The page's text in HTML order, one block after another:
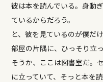
彼は本を読んでいる。身動
ているからだろう。
と、彼を見ているのが僕だ
部屋の片隅に、ひっそり立
そうか、ここは図書室だ。
に立っていて、そっと本を